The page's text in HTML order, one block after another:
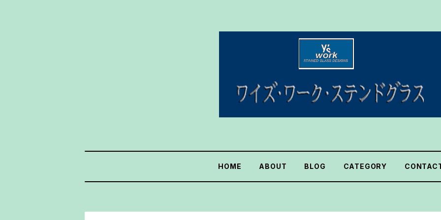
HOME ABOUT BLOG CATEGORY